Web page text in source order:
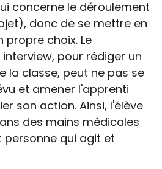
concerne le déroulement
donc de se mettre en
propre choix. Le
pour rédiger un
la classe, peut ne pas se
et amener l'apprenti
son action. Ainsi, l'élève
des mains médicales
personne qui agit et